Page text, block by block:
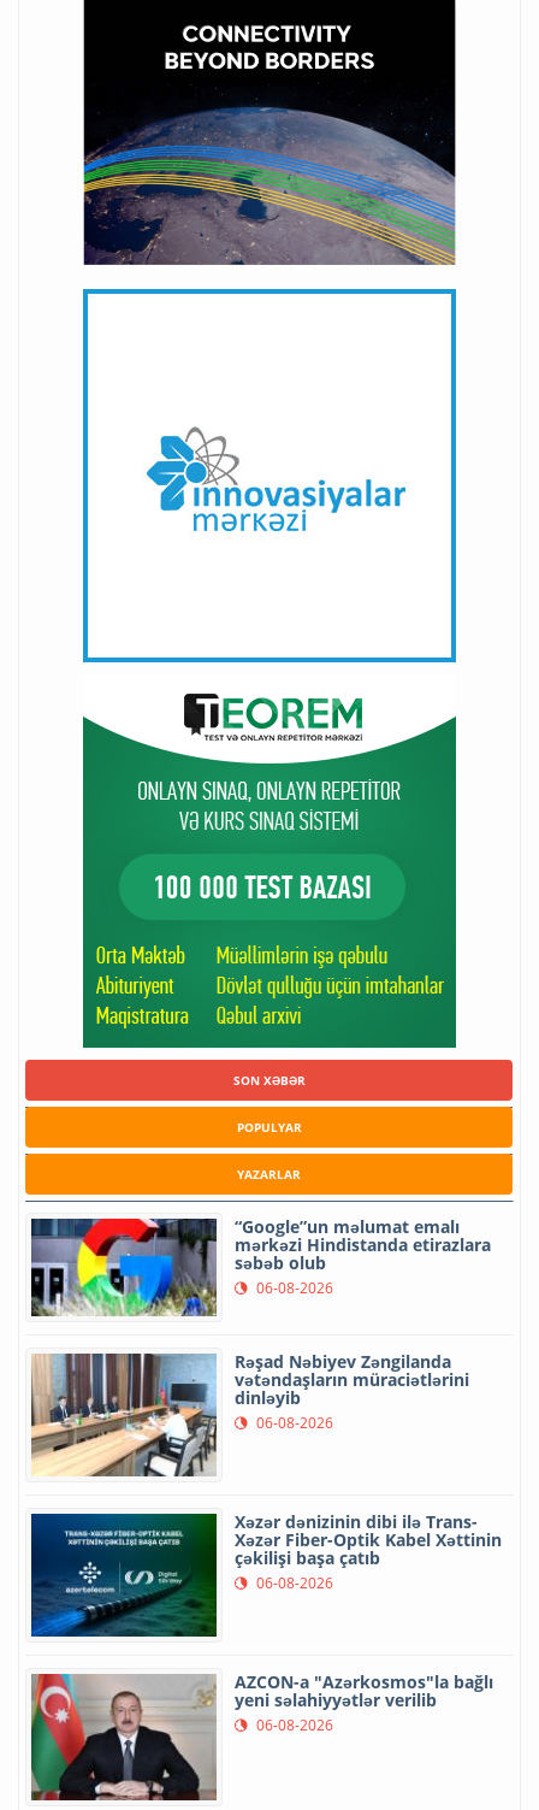
SON XƏBƏR
POPULYAR
YAZARLAR
“Google”un məlumat emalı
mərkəzi Hindistanda etirazlara
səbəb olub
06-08-2026
Rəşad Nəbiyev Zəngilanda
vətəndaşların müraciətlərini
dinləyib
06-08-2026
Xəzər dənizinin dibi ilə Trans-
Xəzər Fiber-Optik Kabel Xəttinin
çəkilişi başa çatıb
06-08-2026
AZCON-a "Azərkosmos"la bağlı
yeni səlahiyyətlər verilib
06-08-2026